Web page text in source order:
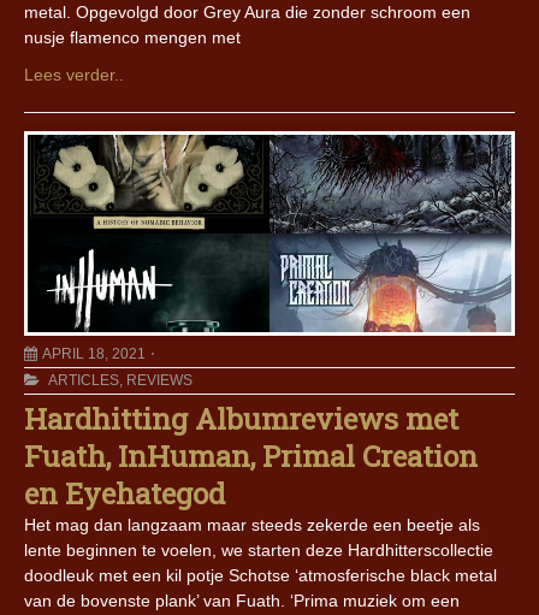
metal. Opgevolgd door Grey Aura die zonder schroom een
nusje flamenco mengen met
Lees verder..
APRIL 18, 2021
ARTICLES, REVIEWS
Hardhitting Albumreviews met
Fuath, InHuman, Primal Creation
en Eyehategod
Het mag dan langzaam maar steeds zekerde een beetje als
lente beginnen te voelen, we starten deze Hardhitterscollectie
doodleuk met een kil potje Schotse ‘atmosferische black metal
van de bovenste plank’ van Fuath. ‘Prima muziek om een